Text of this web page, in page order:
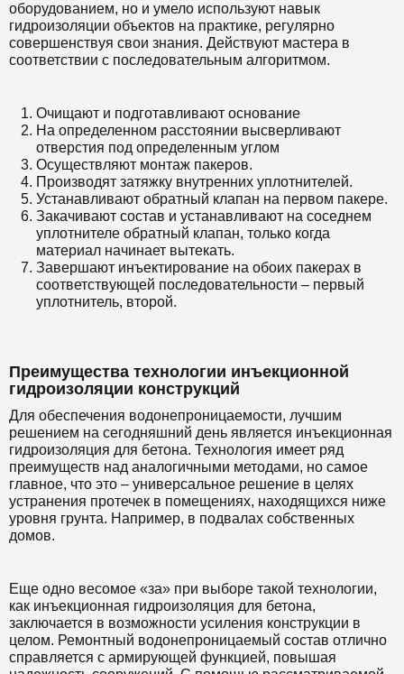
оборудованием, но и умело используют навык
гидроизоляции объектов на практике, регулярно
совершенствуя свои знания. Действуют мастера в
соответствии с последовательным алгоритмом.
Очищают и подготавливают основание
На определенном расстоянии высверливают
отверстия под определенным углом
Осуществляют монтаж пакеров.
Производят затяжку внутренних уплотнителей.
Устанавливают обратный клапан на первом пакере.
Закачивают состав и устанавливают на соседнем
уплотнителе обратный клапан, только когда
материал начинает вытекать.
Завершают инъектирование на обоих пакерах в
соответствующей последовательности – первый
уплотнитель, второй.
Преимущества технологии инъекционной
гидроизоляции конструкций
Для обеспечения водонепроницаемости, лучшим
решением на сегодняшний день является инъекционная
гидроизоляция для бетона. Технология имеет ряд
преимуществ над аналогичными методами, но самое
главное, что это – универсальное решение в целях
устранения протечек в помещениях, находящихся ниже
уровня грунта. Например, в подвалах собственных
домов.
Еще одно весомое «за» при выборе такой технологии,
как инъекционная гидроизоляция для бетона,
заключается в возможности усиления конструкции в
целом. Ремонтный водонепроницаемый состав отлично
справляется с армирующей функцией, повышая